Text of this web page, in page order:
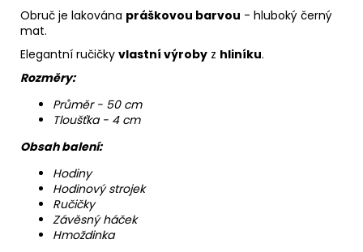
Obruč je lakována práškovou barvou - hluboký černý
mat.
Elegantní ručičky vlastní výroby z hliníku.
Rozměry:
Průměr - 50 cm
Tloušťka - 4 cm
Obsah balení:
Hodiny
Hodinový strojek
Ručičky
Závěsný háček
Hmoždinka